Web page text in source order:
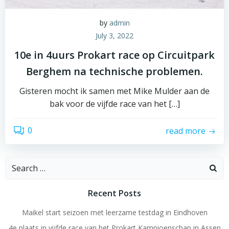
by admin
July 3, 2022
10e in 4uurs Prokart race op Circuitpark
Berghem na technische problemen.
Gisteren mocht ik samen met Mike Mulder aan de
bak voor de vijfde race van het […]
0 read more
Search
Recent Posts
Maikel start seizoen met leerzame testdag in Eindhoven